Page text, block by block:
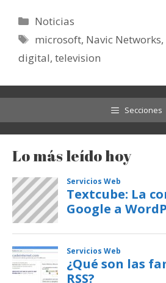
Categorías
Noticias
Etiquetas
microsoft, Navic Networks,
digital, television
Secciones
Lo más leído hoy